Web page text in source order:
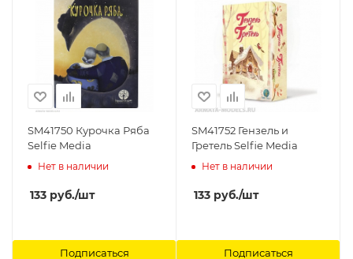
SM41750 Курочка Ряба
Selfie Media
Нет в наличии
133 руб./шт
Подписаться
SM41752 Гензель и
Гретель Selfie Media
Нет в наличии
133 руб./шт
Подписаться